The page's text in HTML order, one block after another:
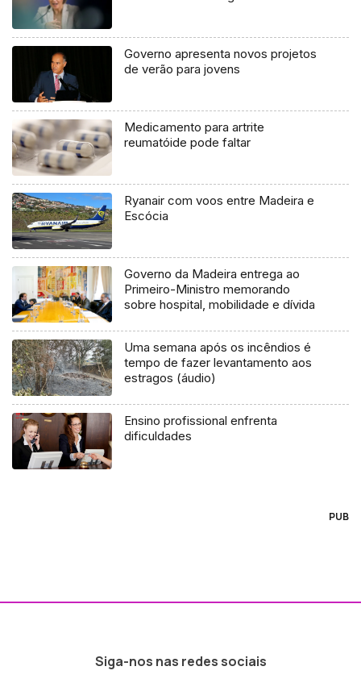
Governo apresenta novos projetos
de verão para jovens
Medicamento para artrite
reumatóide pode faltar
Ryanair com voos entre Madeira e
Escócia
Governo da Madeira entrega ao
Primeiro-Ministro memorando
sobre hospital, mobilidade e dívida
Uma semana após os incêndios é
tempo de fazer levantamento aos
estragos (áudio)
Ensino profissional enfrenta
dificuldades
PUB
Siga-nos nas redes sociais